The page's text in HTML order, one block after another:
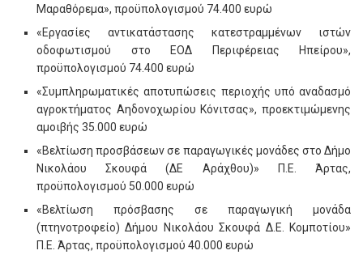
Μαραθόρεμα», προϋπολογισμού 74.400 ευρώ
«Εργασίες αντικατάστασης κατεστραμμένων ιστών
οδοφωτισμού στο ΕΟΔ Περιφέρειας Ηπείρου»,
προϋπολογισμού 74.400 ευρώ
«Συμπληρωματικές αποτυπώσεις περιοχής υπό αναδασμό
αγροκτήματος Αηδονοχωρίου Κόνιτσας», προεκτιμώμενης
αμοιβής 35.000 ευρώ
«Βελτίωση προσβάσεων σε παραγωγικές μονάδες στο Δήμο
Νικολάου Σκουφά (ΔΕ Αράχθου)» Π.Ε. Άρτας,
προϋπολογισμού 50.000 ευρώ
«Βελτίωση πρόσβασης σε παραγωγική μονάδα
(πτηνοτροφείο) Δήμου Νικολάου Σκουφά Δ.Ε. Κομποτίου»
Π.Ε. Άρτας, προϋπολογισμού 40.000 ευρώ